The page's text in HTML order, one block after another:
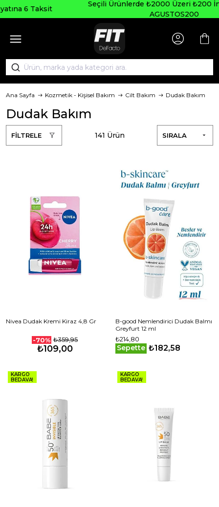
Seçili Ürünlerde ₺2000 Üzeri ₺200 İndirim Kodu:
Ana Sayfa Kozmetik - Kişisel Bakım Cilt Bakım Dudak Bakım
Dudak Bakım
FİLTRELE SIRALA
141 Ürün
Nivea Dudak Kremi Kiraz 4,8 Gr
-70% ₺359,95
₺109,00
B-good Nemlendirici Dudak Balmı
Greyfurt 12 ml
₺214,80
Sepette ₺182,58
KARGO
BEDAVA!
KARGO
BEDAVA!